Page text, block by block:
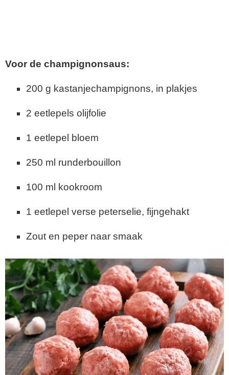
Voor de champignonsaus:
200 g kastanjechampignons, in plakjes
2 eetlepels olijfolie
1 eetlepel bloem
250 ml runderbouillon
100 ml kookroom
1 eetlepel verse peterselie, fijngehakt
Zout en peper naar smaak